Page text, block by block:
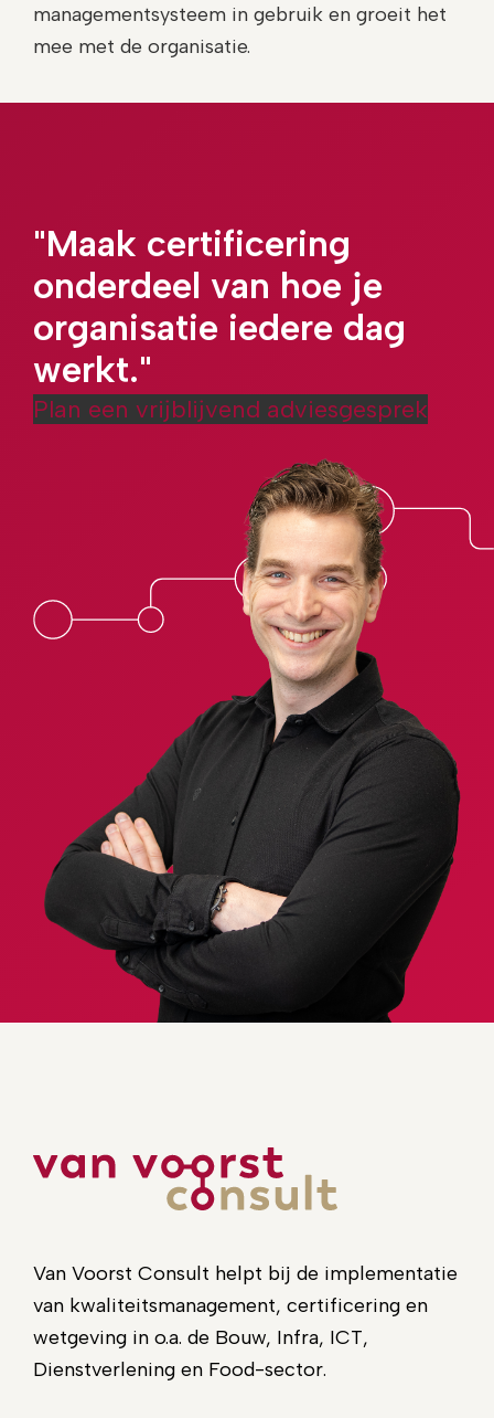
managementsysteem in gebruik en groeit het
mee met de organisatie.
"Maak certificering
onderdeel van hoe je
organisatie iedere dag
werkt."
Plan een vrijblijvend adviesgesprek
Van Voorst Consult helpt bij de implementatie
van kwaliteitsmanagement, certificering en
wetgeving in o.a. de Bouw, Infra, ICT,
Dienstverlening en Food-sector.